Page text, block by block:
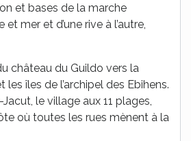
et bases de la marche
mer et d’une rive à l’autre,
château du Guildo vers la
îles de l’archipel des Ebihens.
le village aux 11 plages,
où toutes les rues mènent à la